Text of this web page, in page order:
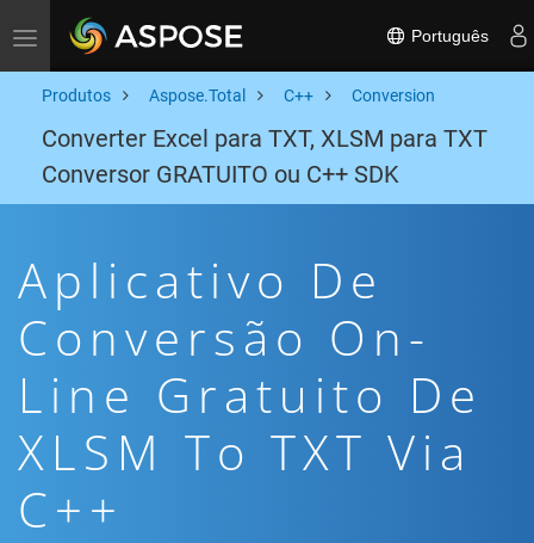
Toggle navigation Português
Produtos Aspose.Total C++ Conversion
Converter Excel para TXT, XLSM para TXT
Conversor GRATUITO ou C++ SDK
Aplicativo De
Conversão On-
Line Gratuito De
XLSM To TXT Via
C++